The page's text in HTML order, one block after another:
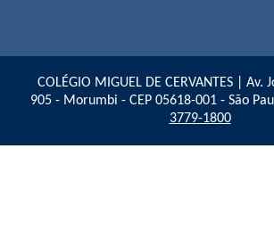
COLÉGIO MIGUEL DE CERVANTES | Av.
905 - Morumbi - CEP 05618-001 - São
3779-1800